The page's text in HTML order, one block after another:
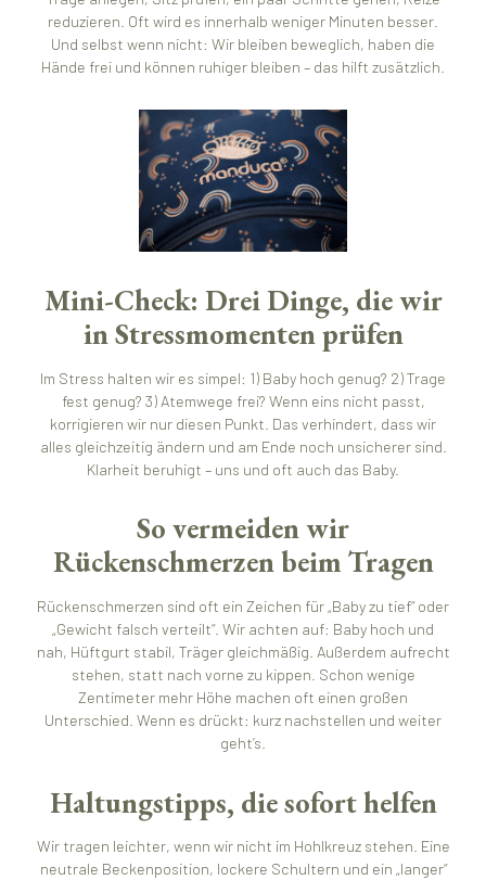
reduzieren. Oft wird es innerhalb weniger Minuten besser.
Und selbst wenn nicht: Wir bleiben beweglich, haben die
Hände frei und können ruhiger bleiben – das hilft zusätzlich.
Mini-Check: Drei Dinge, die wir
in Stressmomenten prüfen
Im Stress halten wir es simpel: 1) Baby hoch genug? 2) Trage
fest genug? 3) Atemwege frei? Wenn eins nicht passt,
korrigieren wir nur diesen Punkt. Das verhindert, dass wir
alles gleichzeitig ändern und am Ende noch unsicherer sind.
Klarheit beruhigt – uns und oft auch das Baby.
So vermeiden wir
Rückenschmerzen beim Tragen
Rückenschmerzen sind oft ein Zeichen für „Baby zu tief“ oder
„Gewicht falsch verteilt“. Wir achten auf: Baby hoch und
nah, Hüftgurt stabil, Träger gleichmäßig. Außerdem aufrecht
stehen, statt nach vorne zu kippen. Schon wenige
Zentimeter mehr Höhe machen oft einen großen
Unterschied. Wenn es drückt: kurz nachstellen und weiter
geht’s.
Haltungstipps, die sofort helfen
Wir tragen leichter, wenn wir nicht im Hohlkreuz stehen. Eine
neutrale Beckenposition, lockere Schultern und ein „langer“